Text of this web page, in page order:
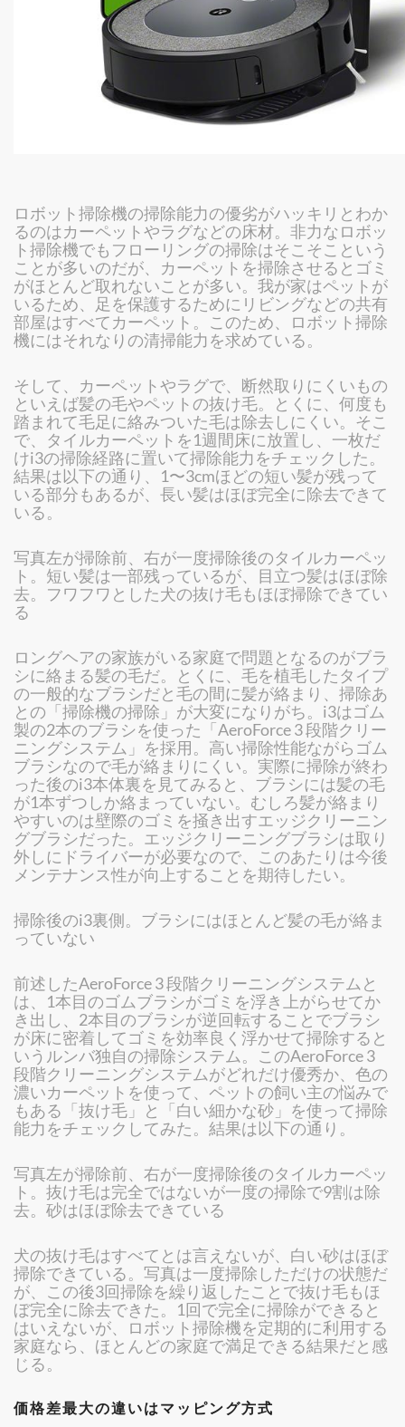
ロボット掃除機の掃除能力の優劣がハッキリとわか
るのはカーペットやラグなどの床材。非力なロボッ
ト掃除機でもフローリングの掃除はそこそこという
ことが多いのだが、カーペットを掃除させるとゴミ
がほとんど取れないことが多い。我が家はペットが
いるため、足を保護するためにリビングなどの共有
部屋はすべてカーペット。このため、ロボット掃除
機にはそれなりの清掃能力を求めている。
そして、カーペットやラグで、断然取りにくいもの
といえば髪の毛やペットの抜け毛。とくに、何度も
踏まれて毛足に絡みついた毛は除去しにくい。そこ
で、タイルカーペットを1週間床に放置し、一枚だ
けi3の掃除経路に置いて掃除能力をチェックした。
結果は以下の通り、1〜3cmほどの短い髪が残って
いる部分もあるが、長い髪はほぼ完全に除去できて
いる。
写真左が掃除前、右が一度掃除後のタイルカーペッ
ト。短い髪は一部残っているが、目立つ髪はほぼ除
去。フワフワとした犬の抜け毛もほぼ掃除できてい
る
ロングヘアの家族がいる家庭で問題となるのがブラ
シに絡まる髪の毛だ。とくに、毛を植毛したタイプ
の一般的なブラシだと毛の間に髪が絡まり、掃除あ
との「掃除機の掃除」が大変になりがち。i3はゴム
製の2本のブラシを使った「AeroForce 3 段階クリー
ニングシステム」を採用。高い掃除性能ながらゴム
ブラシなので毛が絡まりにくい。実際に掃除が終わ
った後のi3本体裏を見てみると、ブラシには髪の毛
が1本ずつしか絡まっていない。むしろ髪が絡まり
やすいのは壁際のゴミを掻き出すエッジクリーニン
グブラシだった。エッジクリーニングブラシは取り
外しにドライバーが必要なので、このあたりは今後
メンテナンス性が向上することを期待したい。
掃除後のi3裏側。ブラシにはほとんど髪の毛が絡ま
っていない
前述したAeroForce 3 段階クリーニングシステムと
は、1本目のゴムブラシがゴミを浮き上がらせてか
き出し、2本目のブラシが逆回転することでブラシ
が床に密着してゴミを効率良く浮かせて掃除すると
いうルンバ独自の掃除システム。このAeroForce 3
段階クリーニングシステムがどれだけ優秀か、色の
濃いカーペットを使って、ペットの飼い主の悩みで
もある「抜け毛」と「白い細かな砂」を使って掃除
能力をチェックしてみた。結果は以下の通り。
写真左が掃除前、右が一度掃除後のタイルカーペッ
ト。抜け毛は完全ではないが一度の掃除で9割は除
去。砂はほぼ除去できている
犬の抜け毛はすべてとは言えないが、白い砂はほぼ
掃除できている。写真は一度掃除しただけの状態だ
が、この後3回掃除を繰り返したことで抜け毛もほ
ぼ完全に除去できた。1回で完全に掃除ができると
はいえないが、ロボット掃除機を定期的に利用する
家庭なら、ほとんどの家庭で満足できる結果だと感
じる。
価格差最大の違いはマッピング方式